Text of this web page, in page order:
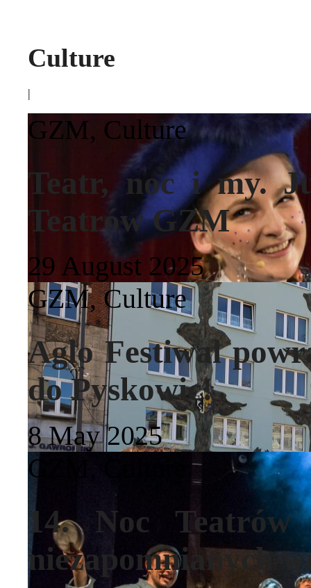
Culture
|
GZM, Culture
Teatr, noc i my.
Teatrów GZM
29 August 2025
GZM,Culture
Aglo Festiwal
do Pyskowic!
8 May 2025
GZM
14. Noc
niezapomnianych